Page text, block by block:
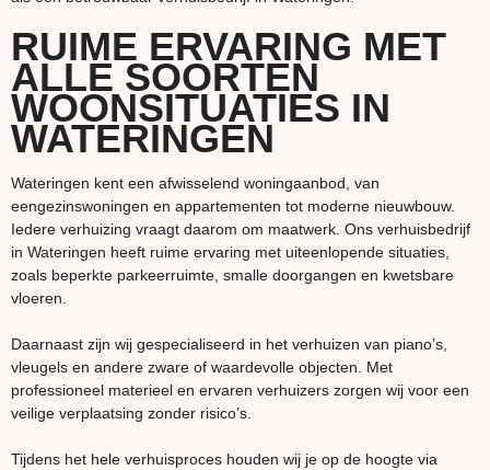
RUIME ERVARING MET
ALLE SOORTEN
WOONSITUATIES IN
WATERINGEN
Wateringen kent een afwisselend woningaanbod, van
eengezinswoningen en appartementen tot moderne nieuwbouw.
Iedere verhuizing vraagt daarom om maatwerk. Ons verhuisbedrijf
in Wateringen heeft ruime ervaring met uiteenlopende situaties,
zoals beperkte parkeerruimte, smalle doorgangen en kwetsbare
vloeren.
Daarnaast zijn wij gespecialiseerd in het verhuizen van piano’s,
vleugels en andere zware of waardevolle objecten. Met
professioneel materieel en ervaren verhuizers zorgen wij voor een
veilige verplaatsing zonder risico’s.
Tijdens het hele verhuisproces houden wij je op de hoogte via